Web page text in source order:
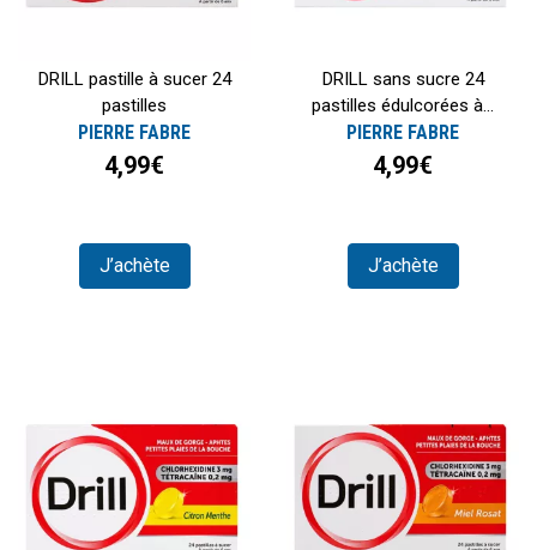
DRILL pastille à sucer 24
pastilles
PIERRE FABRE
4,99€
J’achète
DRILL sans sucre 24
pastilles édulcorées à...
PIERRE FABRE
4,99€
J’achète